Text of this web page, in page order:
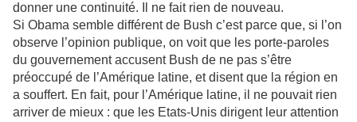
donner une continuité. Il ne fait rien de nouveau.
Si Obama semble différent de Bush c’est parce que, si l’on
observe l’opinion publique, on voit que les porte-paroles
du gouvernement accusent Bush de ne pas s’être
préoccupé de l’Amérique latine, et disent que la région en
a souffert. En fait, pour l’Amérique latine, il ne pouvait rien
arriver de mieux : que les Etats-Unis dirigent leur attention